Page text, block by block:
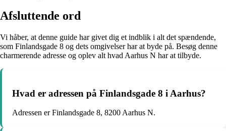
Afsluttende ord
Vi håber, at denne guide har givet dig et indblik i alt det spændende,
som Finlandsgade 8 og dets omgivelser har at byde på. Besøg denne
charmerende adresse og oplev alt hvad Aarhus N har at tilbyde.
Hvad er adressen på Finlandsgade 8 i Aarhus?
Adressen er Finlandsgade 8, 8200 Aarhus N.